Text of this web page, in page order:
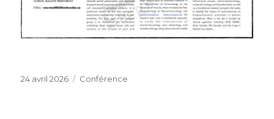
Publié
24 avril 2026 Catégories
Conférence